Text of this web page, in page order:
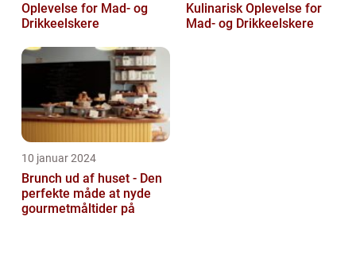
Oplevelse for Mad- og
Drikkeelskere
Kulinarisk Oplevelse for
Mad- og Drikkeelskere
10 januar 2024
Brunch ud af huset - Den
perfekte måde at nyde
gourmetmåltider på